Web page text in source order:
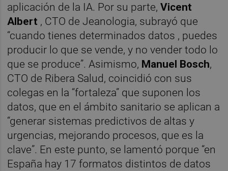
aplicación de la IA. Por su parte,Vicent
Albert , CTO de Jeanologia, subrayó que
“cuando tienes determinados datos , puedes
producir lo que se vende, y no vender todo lo
que se produce”. Asimismo, Manuel Bosch,
CTO de Ribera Salud, coincidió con sus
colegas en la “fortaleza” que suponen los
datos, que en el ámbito sanitario se aplican a
“generar sistemas predictivos de altas y
urgencias, mejorando procesos, que es la
clave”. En este punto, se lamentó porque “en
España hay 17 formatos distintos de datos